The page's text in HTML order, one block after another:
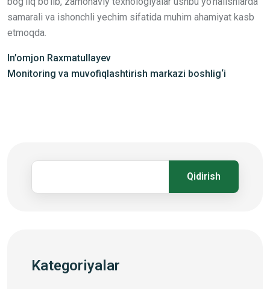
samarali va ishonchli yechim sifatida muhim ahamiyat kasb
etmoqda.
In’omjon Raxmatullayev
Monitoring va muvofiqlashtirish markazi boshlig‘i
Qidirish
Kategoriyalar